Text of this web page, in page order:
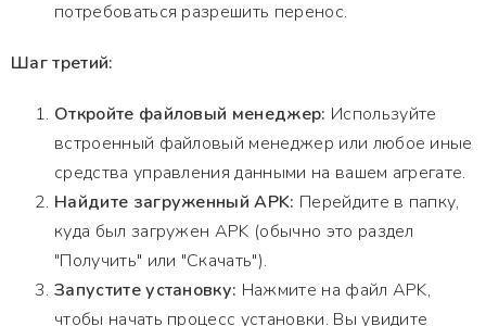
потребоваться разрешить перенос.
Шаг третий:
Откройте файловый менеджер: Используйте
встроенный файловый менеджер или любое иные
средства управления данными на вашем агрегате.
Найдите загруженный APK: Перейдите в папку,
куда был загружен APK (обычно это раздел
"Получить" или "Скачать").
Запустите установку: Нажмите на файл APK,
чтобы начать процесс установки. Вы увидите